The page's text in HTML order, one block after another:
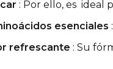
: Por ello, es ideal
esenciales
refrescante : Su